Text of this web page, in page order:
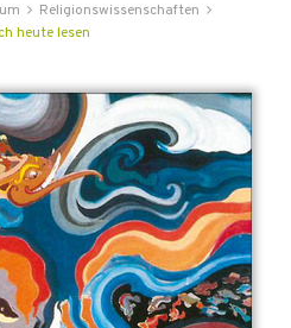
Religionswissenschaften
heute lesen